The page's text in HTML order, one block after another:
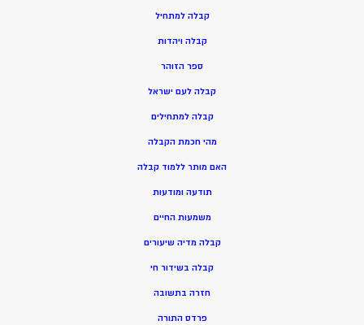
קבלה למתחיל
קבלה ויהדות
ספר הזוהר
קבלה לעם ישראל
קבלה למתחילים
מהי חכמת הקבלה
האם מותר ללמוד קבלה
תודעה ומודעות
משמעות החיים
קבלה מדיה שיעורים
קבלה בשידור חי
חזרה בתשובה
פרדס התורה